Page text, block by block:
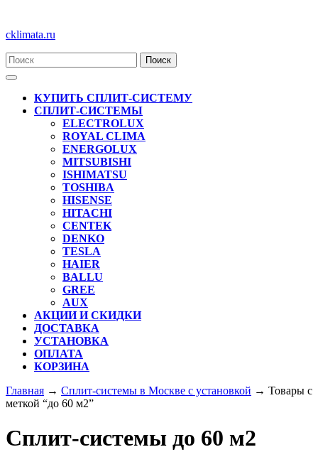
Перейти
содержимому
cklimata.ru
Кнопка
ОткрытьКУПИТЬ СПЛИТ-СИСТЕМУ
СПЛИТ-СИСТЕМЫ
ELECTROLUX
ROYAL CLIMA
ENERGOLUX
MITSUBISHI
ISHIMATSU
TOSHIBA
HISENSE
HITACHI
CENTEK
DENKO
TESLA
HAIER
BALLU
GREE
AUX
АКЦИИ И СКИДКИ
ДОСТАВКА
УСТАНОВКА
ОПЛАТА
КОРЗИНА
КНОПКА
ЗАКРЫТЬ
Главная → Сплит-системы в Москве с установкой → Товары с
меткой “до 60 м2”
Сплит-системы до 60 м2